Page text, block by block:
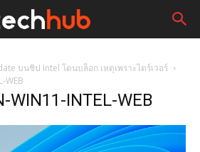
บนชิป Intel โดนบล็อก เหตุเพราะไดร์เวอร์
WEB
WIN11-INTEL-WEB